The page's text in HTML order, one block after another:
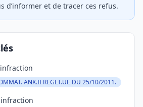
d’informer et de tracer ces refus.
ANX.II REGLT.UE DU 25/10/2011.